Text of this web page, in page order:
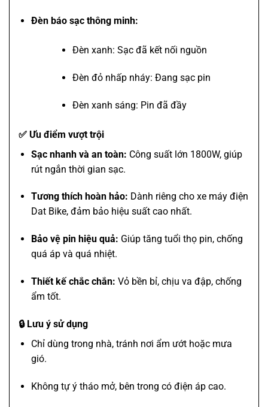
Đèn báo sạc thông minh:
Đèn xanh: Sạc đã kết nối nguồn
Đèn đỏ nhấp nháy: Đang sạc pin
Đèn xanh sáng: Pin đã đầy
✅ Ưu điểm vượt trội
Sạc nhanh và an toàn: Công suất lớn 1800W, giúp
rút ngắn thời gian sạc.
Tương thích hoàn hảo: Dành riêng cho xe máy điện
Dat Bike, đảm bảo hiệu suất cao nhất.
Bảo vệ pin hiệu quả: Giúp tăng tuổi thọ pin, chống
quá áp và quá nhiệt.
Thiết kế chắc chắn: Vỏ bền bỉ, chịu va đập, chống
ẩm tốt.
🔒 Lưu ý sử dụng
Chỉ dùng trong nhà, tránh nơi ẩm ướt hoặc mưa
gió.
Không tự ý tháo mở, bên trong có điện áp cao.